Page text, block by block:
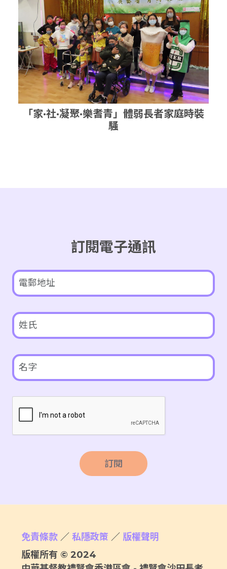
「家·社·凝聚·樂耆青」體弱長者家庭時裝
騷
訂閱電子通訊
訂閱
免責條款 ／ 私隱政策 ／ 版權聲明
版權所有 © 2024